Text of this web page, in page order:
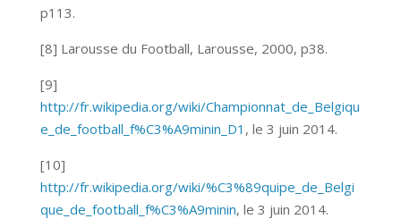
p113.
[8] Larousse du Football, Larousse, 2000, p38.
[9]
http://fr.wikipedia.org/wiki/Championnat_de_Belgiqu
e_de_football_f%C3%A9minin_D1 , le 3 juin 2014.
[10]
http://fr.wikipedia.org/wiki/%C3%89quipe_de_Belgi
que_de_football_f%C3%A9minin, le 3 juin 2014.